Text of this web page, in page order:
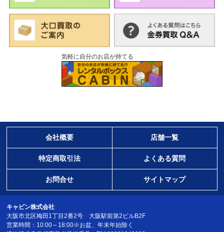
気軽に自分のお店が持てる
会社概要 店舗一覧
特定商取引法 よくある質問
お問合せ サイトマップ
キャビン株式会社
大阪市北区梅田1丁目2番2号 大阪駅前第2ビルB2F
営業時間：10:00～18:00※お盆、年末年始除く